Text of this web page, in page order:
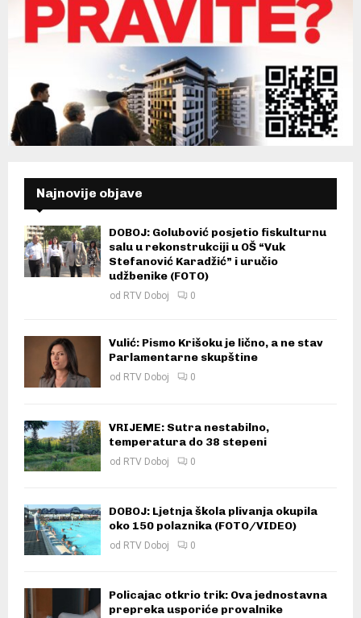
Najnovije objave
DOBOJ: Golubović posjetio fiskulturnu
salu u rekonstrukciji u OŠ “Vuk
Stefanović Karadžić” i uručio
udžbenike (FOTO)
od RTV Doboj 0
Vulić: Pismo Krišoku je lično, a ne stav
Parlamentarne skupštine
od RTV Doboj 0
VRIJEME: Sutra nestabilno,
temperatura do 38 stepeni
od RTV Doboj 0
DOBOJ: Ljetnja škola plivanja okupila
oko 150 polaznika (FOTO/VIDEO)
od RTV Doboj 0
Policajac otkrio trik: Ova jednostavna
prepreka usporiće provalnike